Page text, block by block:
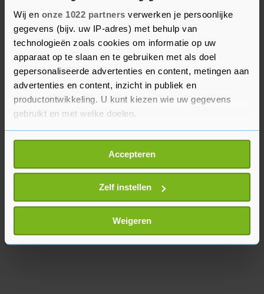
Wij en onze 1022 partners verwerken je persoonlijke
gegevens (bijv. uw IP-adres) met behulp van
technologieën zoals cookies om informatie op uw
apparaat op te slaan en te gebruiken met als doel
gepersonaliseerde advertenties en content, metingen aan
advertenties en content, inzicht in publiek en
productontwikkeling. U kunt kiezen wie uw gegevens
gebruikt en met welke doelen.
Als u het toestaat, willen we ook graag:
Informatie verzamelen over uw geografische
locatie, die tot een paar meter nauwkeurig kan zijn
Uw apparaat identificeren door het actief te
scannen op specifieke eigenschappen (fingerprinting)
Lees meer over hoe uw persoonlijke gegevens worden
verwerkt en stel uw voorkeuren in het
U kunt uw toestemming op elk moment wijzigen of
Accepteren
Zelf instellen
Weigeren
Over een nieuwe locatie doet Den Haag geen
mededelingen. Daarvoor verwijst de gemeente
naar de Eerste Kamer. De bijeenkomst met de
Troonrede heet officieel de Verenigde
Vergadering van de Staten-Generaal. De
voorzitter van de Eerste Kamer is de voorzitter
van die vergadering.